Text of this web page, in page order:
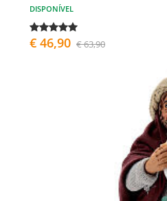
DISPONÍVEL
€ 46,90 € 63,90